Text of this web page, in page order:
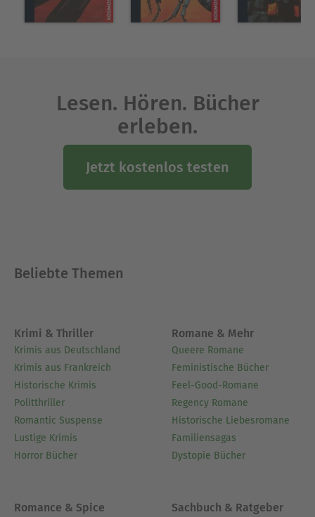
Lesen. Hören. Bücher
erleben.
Jetzt kostenlos testen
Beliebte Themen
Krimi & Thriller
Krimis aus Deutschland
Krimis aus Frankreich
Historische Krimis
Politthriller
Romantic Suspense
Lustige Krimis
Horror Bücher
Romane & Mehr
Queere Romane
Feministische Bücher
Feel-Good-Romane
Regency Romane
Historische Liebesromane
Familiensagas
Dystopie Bücher
Romance & Spice Sachbuch & Ratgeber